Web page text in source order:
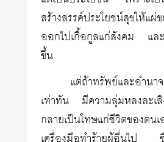
สร้างสรรค์ประโยชน์สุขให้แผ่
ออกไปเกื้อกูลแก่สังคม แล
ขึ้น
แต่ถ้าทรัพย์และอำนา
เท่าทัน มีความลุ่มหลงละเ
กลายเป็นโทษแก่ชีวิตของ